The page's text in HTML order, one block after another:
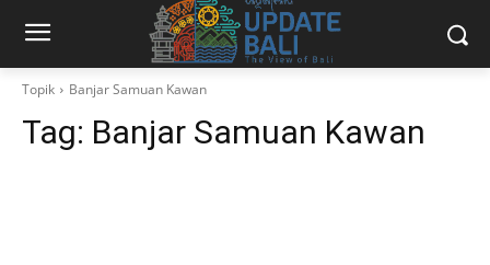
Topik Banjar Samuan Kawan
Tag: Banjar Samuan Kawan